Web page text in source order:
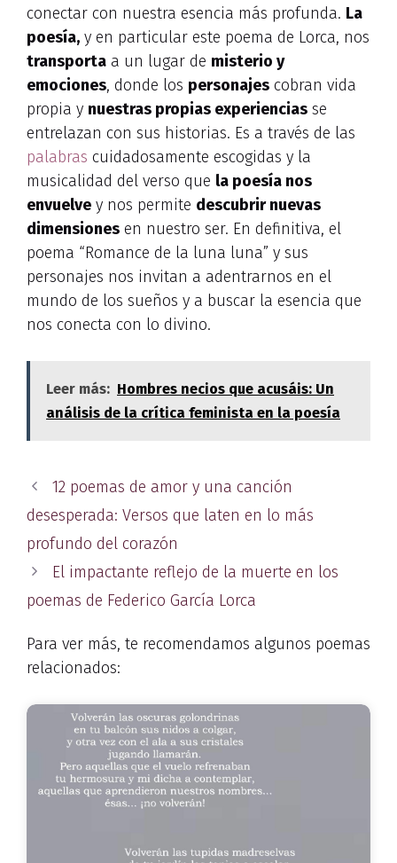
conectar con nuestra esencia más profunda. La
poesía, y en particular este poema de Lorca, nos
transporta a un lugar de misterio y
emociones, donde los personajes cobran vida
propia y nuestras propias experiencias se
entrelazan con sus historias. Es a través de las
palabras cuidadosamente escogidas y la
musicalidad del verso que la poesía nos
envuelve y nos permite descubrir nuevas
dimensiones en nuestro ser. En definitiva, el
poema “Romance de la luna luna” y sus
personajes nos invitan a adentrarnos en el
mundo de los sueños y a buscar la esencia que
nos conecta con lo divino.
Leer más: Hombres necios que acusáis: Un
análisis de la crítica feminista en la poesía
12 poemas de amor y una canción
desesperada: Versos que laten en lo más
profundo del corazón
El impactante reflejo de la muerte en los
poemas de Federico García Lorca
Para ver más, te recomendamos algunos poemas
relacionados: